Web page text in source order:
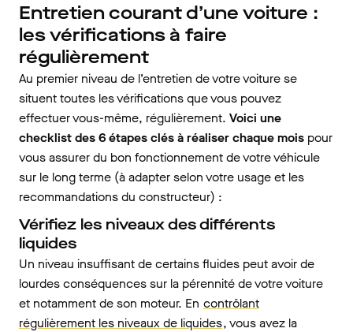
Entretien courant d’une voiture :
les vérifications à faire
régulièrement
Au premier niveau de l’entretien de votre voiture se
situent toutes les vérifications que vous pouvez
effectuer vous-même, régulièrement. Voici une
checklist des 6 étapes clés à réaliser chaque mois pour
vous assurer du bon fonctionnement de votre véhicule
sur le long terme (à adapter selon votre usage et les
recommandations du constructeur) :
Vérifiez les niveaux des différents
liquides
Un niveau insuffisant de certains fluides peut avoir de
lourdes conséquences sur la pérennité de votre voiture
et notamment de son moteur. En contrôlant
régulièrement les niveaux de liquides, vous avez la